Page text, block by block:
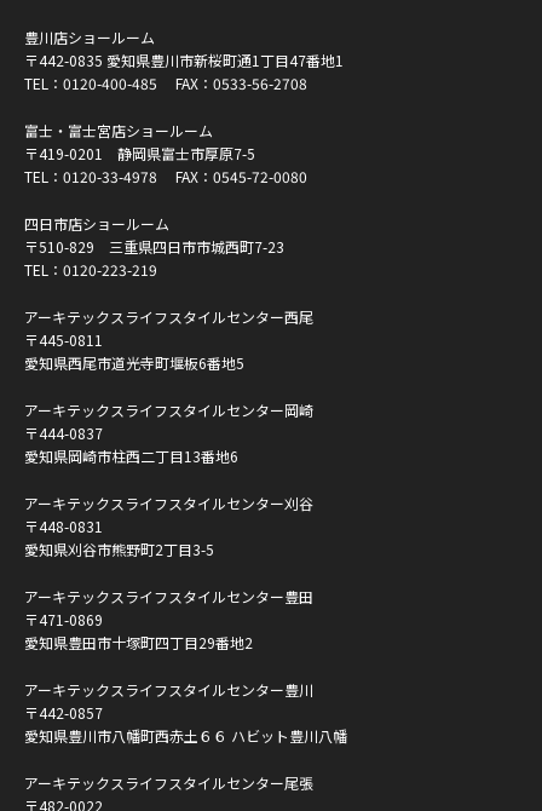
豊川店ショールーム
〒442-0835 愛知県豊川市新桜町通1丁目47番地1
TEL： 0120-400-485 FAX：0533-56-2708
富士・富士宮店ショールーム
〒419-0201 静岡県富士市厚原7-5
TEL： 0120-33-4978 FAX：0545-72-0080
四日市店ショールーム
〒510-829 三重県四日市市城西町7-23
TEL： 0120-223-219
アーキテックスライフスタイルセンター西尾
〒445-0811
愛知県西尾市道光寺町堰板6番地5
アーキテックスライフスタイルセンター岡崎
〒444-0837
愛知県岡崎市柱西二丁目13番地6
アーキテックスライフスタイルセンター刈谷
〒448-0831
愛知県刈谷市熊野町2丁目3-5
アーキテックスライフスタイルセンター豊田
〒471-0869
愛知県豊田市十塚町四丁目29番地2
アーキテックスライフスタイルセンター豊川
〒442-0857
愛知県豊川市八幡町西赤土６６ ハビット豊川八幡
アーキテックスライフスタイルセンター尾張
〒482-0022